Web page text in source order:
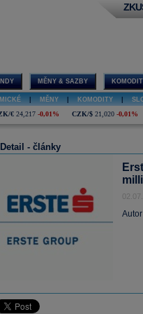
MĚNY & SAZBY
MĚNY KOMODITY
€ 24,217 -0,01% CZK/$ 21,020 -0,01%
Detail - články